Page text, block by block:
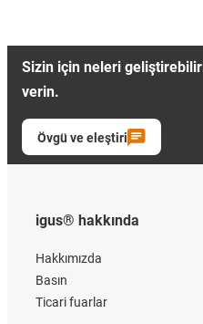
Sizin için neleri
verin.
Övgü ve eleştiri
igus® hakkında
Hakkımızda
Basın
Ticari fuarlar